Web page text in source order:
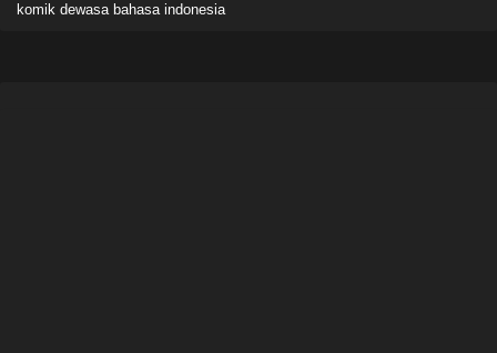
komik dewasa bahasa indonesia